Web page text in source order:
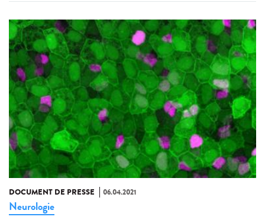
DOCUMENT DE PRESSE 06.04.2021
Neurologie